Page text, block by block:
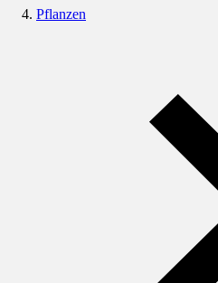
Pflanzen